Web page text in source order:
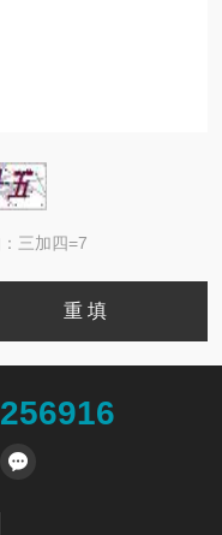
三加四=7